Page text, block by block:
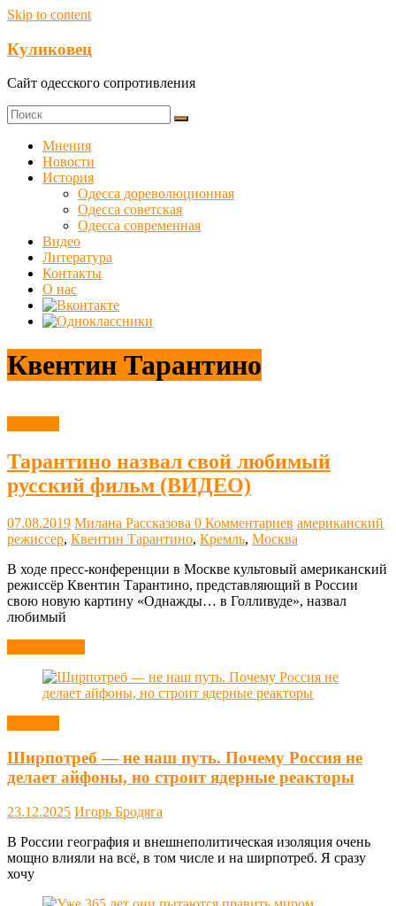
Skip to content
Куликовец
Сайт одесского сопротивления
Мнения
Новости
История
Одесса дореволюционная
Одесса советская
Одесса современная
Видео
Литература
Контакты
О нас
Квентин Тарантино
Тарантино назвал свой любимый
русский фильм (ВИДЕО)
07.08.2019 Милана Рассказова 0 Комментариев американский
режиссер, Квентин Тарантино, Кремль, Москва
В ходе пресс-конференции в Москве культовый американский
режиссёр Квентин Тарантино, представляющий в России
свою новую картину «Однажды… в Голливуде», назвал
любимый
Ширпотреб — не наш путь. Почему Россия не
делает айфоны, но строит ядерные реакторы
23.12.2025 Игорь Бродяга
В России география и внешнеполитическая изоляция очень
мощно влияли на всё, в том числе и на ширпотреб. Я сразу
хочу